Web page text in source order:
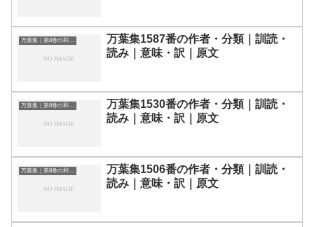
万葉集｜第8巻の和歌一覧
万葉集1587番の作者・分類｜訓読・
読み｜意味・訳｜原文
万葉集｜第8巻の和歌一覧
万葉集1530番の作者・分類｜訓読・
読み｜意味・訳｜原文
万葉集｜第8巻の和歌一覧
万葉集1506番の作者・分類｜訓読・
読み｜意味・訳｜原文